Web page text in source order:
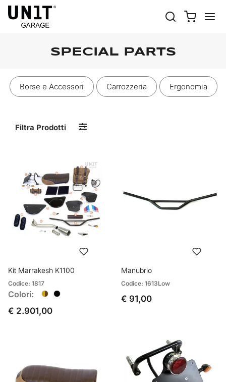
SPECIAL PARTS
Borse e Accessori Carrozzeria Ergonomia
Filtra Prodotti
Kit Marrakesh K1100
Codice: 1817
Colori:
€ 2.901,00
Manubrio
Codice: 1613Low
€ 91,00